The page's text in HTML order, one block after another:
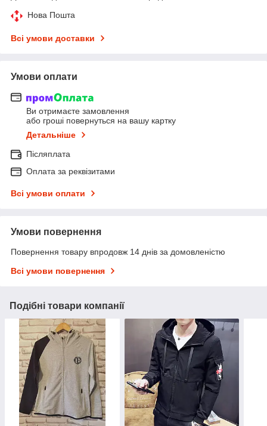
Нова Пошта
Всі умови доставки
Умови оплати
Ви отримаєте замовлення
або гроші повернуться на вашу картку
Детальніше
Післяплата
Оплата за реквізитами
Всі умови оплати
Умови повернення
Повернення товару впродовж 14 днів за домовленістю
Всі умови повернення
Подібні товари компанії